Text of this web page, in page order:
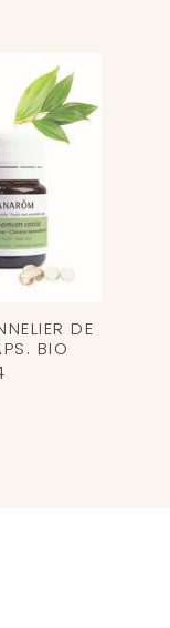
DE
BIO